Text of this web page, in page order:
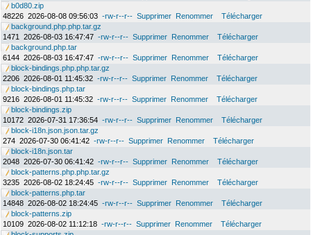
b0d80.zip
48226 2026-08-08 09:56:03 -rw-r--r-- Supprimer Renommer
Télécharger
background.php.php.tar.gz
1471
2026-08-03 16:47:47 -rw-r--r-- Supprimer Renommer
Télécharger
background.php.tar
6144 2026-08-03 16:47:47 -rw-r--r-- Supprimer Renommer
Télécharger
block-bindings.php.php.tar.gz
2206 2026-08-01 11:45:32 -rw-r--r-- Supprimer Renommer
Télécharger
block-bindings.php.tar
9216 2026-08-01 11:45:32 -rw-r--r-- Supprimer Renommer
Télécharger
block-bindings.zip
10172 2026-07-31 17:36:54 -rw-r--r-- Supprimer Renommer
Télécharger
block-i18n.json.json.tar.gz
274 2026-07-30 06:41:42 -rw-r--r-- Supprimer Renommer
Télécharger
block-i18n.json.tar
2048 2026-07-30 06:41:42 -rw-r--r-- Supprimer Renommer
Télécharger
block-patterns.php.php.tar.gz
3235 2026-08-02 18:24:45 -rw-r--r-- Supprimer Renommer
Télécharger
block-patterns.php.tar
14848 2026-08-02 18:24:45 -rw-r--r-- Supprimer Renommer
Télécharger
block-patterns.zip
10109 2026-08-02 11:12:18 -rw-r--r-- Supprimer Renommer
Télécharger